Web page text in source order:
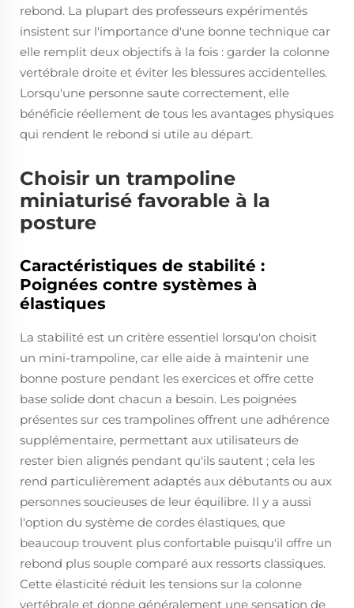
rebond. La plupart des professeurs expérimentés
insistent sur l'importance d'une bonne technique car
elle remplit deux objectifs à la fois : garder la colonne
vertébrale droite et éviter les blessures accidentelles.
Lorsqu'une personne saute correctement, elle
bénéficie réellement de tous les avantages physiques
qui rendent le rebond si utile au départ.
Choisir un trampoline
miniaturisé favorable à la
posture
Caractéristiques de stabilité :
Poignées contre systèmes à
élastiques
La stabilité est un critère essentiel lorsqu'on choisit
un mini-trampoline, car elle aide à maintenir une
bonne posture pendant les exercices et offre cette
base solide dont chacun a besoin. Les poignées
présentes sur ces trampolines offrent une adhérence
supplémentaire, permettant aux utilisateurs de
rester bien alignés pendant qu'ils sautent ; cela les
rend particulièrement adaptés aux débutants ou aux
personnes soucieuses de leur équilibre. Il y a aussi
l'option du système de cordes élastiques, que
beaucoup trouvent plus confortable puisqu'il offre un
rebond plus souple comparé aux ressorts classiques.
Cette élasticité réduit les tensions sur la colonne
vertébrale et donne généralement une sensation de